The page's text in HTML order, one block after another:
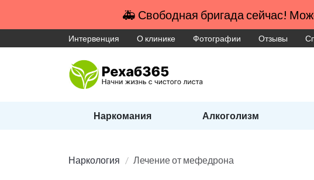
🚑 Свободная бригада сейчас!
Интервенция О клинике Фотографии Отзывы
Наркомания Алкоголизм
Наркология Лечение от мефедрона